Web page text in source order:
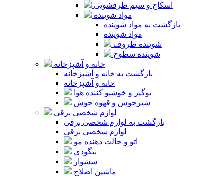
اسکاچ و سیم ظرفشویی
مواد شوینده
بازگشت به مواد شوینده
مواد شوینده
شوینده ظروف
شوینده سطوح
خانه و آشپزخانه
بازگشت به خانه و آشپزخانه
خانه و آشپزخانه
بوگیر و خوشبو کننده هوا
شیرجوش و قهوه جوش
لوازم شخصی برقی
بازگشت به لوازم شخصی برقی
لوازم شخصی برقی
اتو و حالت دهنده مو
بیگودی
سشوار
ماشین اصلاح